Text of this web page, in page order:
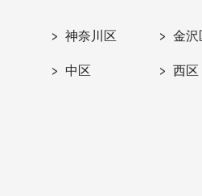
神奈川区 金沢
中区 西区